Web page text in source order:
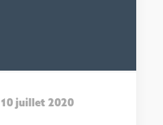
10 juillet 2020